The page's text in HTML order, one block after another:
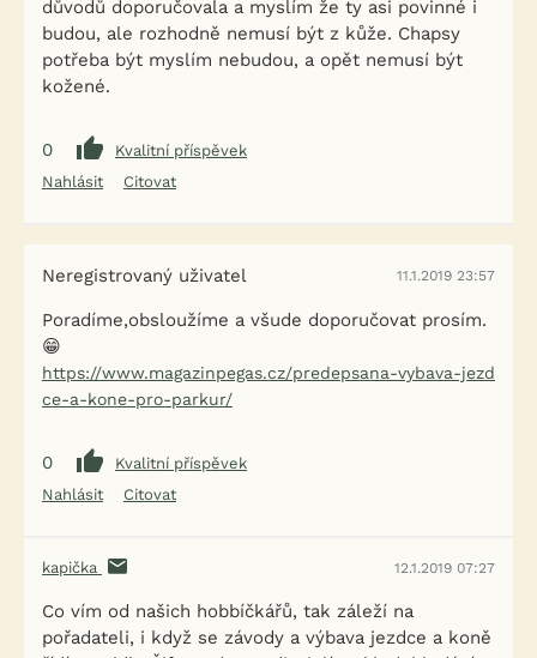
důvodů doporučovala a myslím že ty asi povinné i
budou, ale rozhodně nemusí být z kůže. Chapsy
potřeba být myslím nebudou, a opět nemusí být
kožené.
0
Kvalitní příspěvek
Nahlásit
Citovat
Neregistrovaný uživatel 11.1.2019 23:57
Poradíme,obsloužíme a všude doporučovat prosím.
😁
https://www.magazinpegas.cz/predepsana-vybava-jezd
ce-a-kone-pro-parkur/
0
Kvalitní příspěvek
Nahlásit
Citovat
kapička 12.1.2019 07:27
Co vím od našich hobbíčkářů, tak záleží na
pořadateli, i když se závody a výbava jezdce a koně